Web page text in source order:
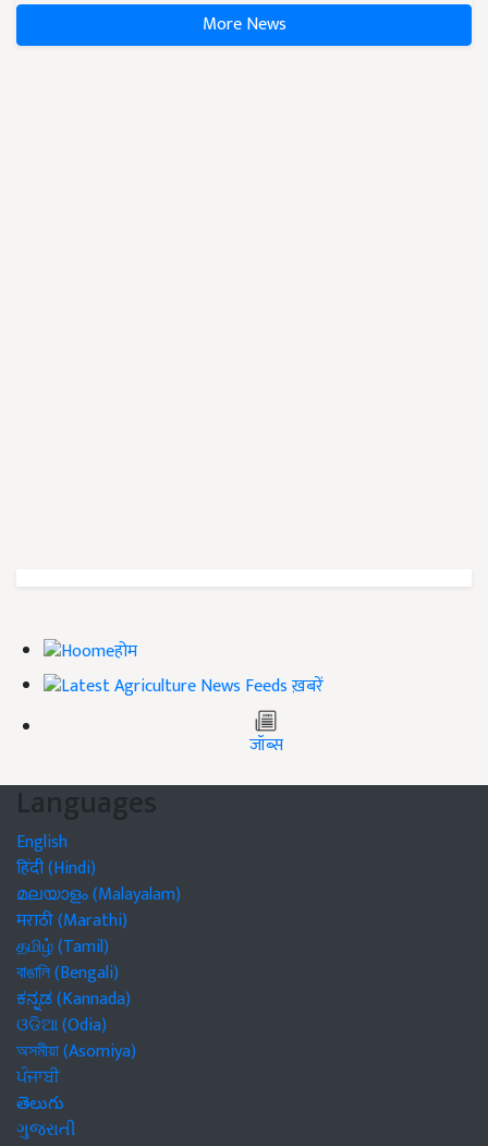
More News
होम
ख़बरें
जॉब्स
Languages
English
हिंदी (Hindi)
മലയാളം (Malayalam)
मराठी (Marathi)
தமிழ் (Tamil)
বাঙালি (Bengali)
ಕನ್ನಡ (Kannada)
ଓଡିଆ (Odia)
অসমীয়া (Asomiya)
ਪੰਜਾਬੀ
తెలుగు
ગુજરાતી